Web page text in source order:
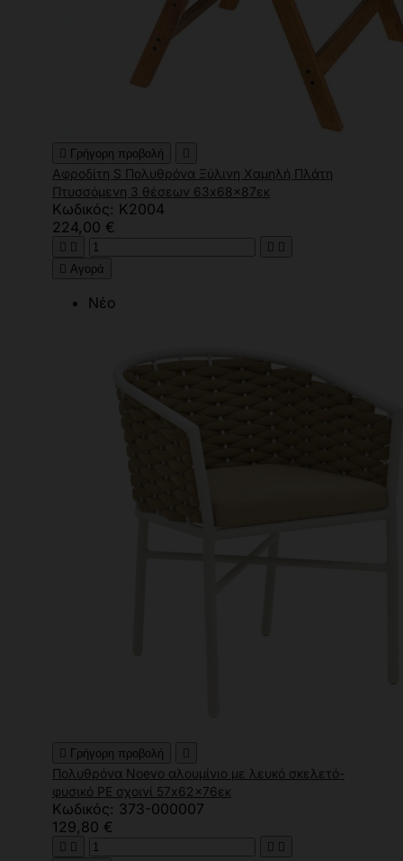
 Γρήγορη προβολή 
Αφροδίτη S Πολυθρόνα Ξύλινη Χαμηλή Πλάτη
Πτυσσόμενη 3 θέσεων 63x68x87εκ
Κωδικός: K2004
224,00 €
   
 Αγορά
Νέο
 Γρήγορη προβολή 
Πολυθρόνα Noevo αλουμίνιο με λευκό σκελετό-
φυσικό PE σχοινί 57x62x76εκ
Κωδικός: 373-000007
129,80 €
   